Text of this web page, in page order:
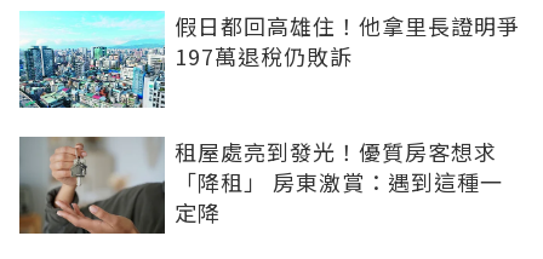
假日都回高雄住！他拿里長證明爭
197萬退稅仍敗訴
租屋處亮到發光！優質房客想求
「降租」 房東激賞：遇到這種一
定降